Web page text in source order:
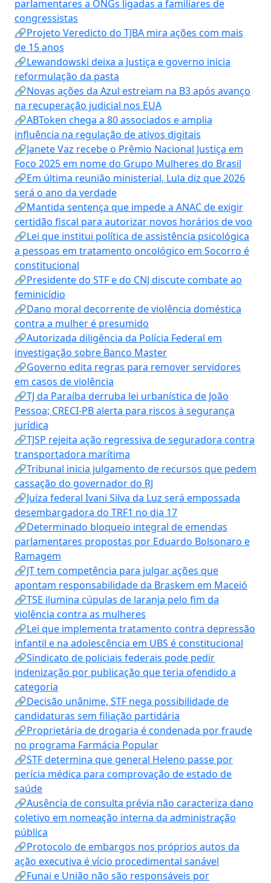
parlamentares a ONGs ligadas a familiares de
congressistas
🔗Projeto Veredicto do TJBA mira ações com mais
de 15 anos
🔗Lewandowski deixa a Justiça e governo inicia
reformulação da pasta
🔗Novas ações da Azul estreiam na B3 após avanço
na recuperação judicial nos EUA
🔗ABToken chega a 80 associados e amplia
influência na regulação de ativos digitais
🔗Janete Vaz recebe o Prêmio Nacional Justiça em
Foco 2025 em nome do Grupo Mulheres do Brasil
🔗Em última reunião ministerial, Lula diz que 2026
será o ano da verdade
🔗Mantida sentença que impede a ANAC de exigir
certidão fiscal para autorizar novos horários de voo
🔗Lei que institui política de assistência psicológica
a pessoas em tratamento oncológico em Socorro é
constitucional
🔗Presidente do STF e do CNJ discute combate ao
feminicídio
🔗Dano moral decorrente de violência doméstica
contra a mulher é presumido
🔗Autorizada diligência da Polícia Federal em
investigação sobre Banco Master
🔗Governo edita regras para remover servidores
em casos de violência
🔗TJ da Paraíba derruba lei urbanística de João
Pessoa; CRECI-PB alerta para riscos à segurança
jurídica
🔗TJSP rejeita ação regressiva de seguradora contra
transportadora marítima
🔗Tribunal inicia julgamento de recursos que pedem
cassação do governador do RJ
🔗Juíza federal Ivani Silva da Luz será empossada
desembargadora do TRF1 no dia 17
🔗Determinado bloqueio integral de emendas
parlamentares propostas por Eduardo Bolsonaro e
Ramagem
🔗JT tem competência para julgar ações que
apontam responsabilidade da Braskem em Maceió
🔗TSE ilumina cúpulas de laranja pelo fim da
violência contra as mulheres
🔗Lei que implementa tratamento contra depressão
infantil e na adolescência em UBS é constitucional
🔗Sindicato de policiais federais pode pedir
indenização por publicação que teria ofendido a
categoria
🔗Decisão unânime, STF nega possibilidade de
candidaturas sem filiação partidária
🔗Proprietária de drogaria é condenada por fraude
no programa Farmácia Popular
🔗STF determina que general Heleno passe por
perícia médica para comprovação de estado de
saúde
🔗Ausência de consulta prévia não caracteriza dano
coletivo em nomeação interna da administração
pública
🔗Protocolo de embargos nos próprios autos da
ação executiva é vício procedimental sanável
🔗Funai e União não são responsáveis por